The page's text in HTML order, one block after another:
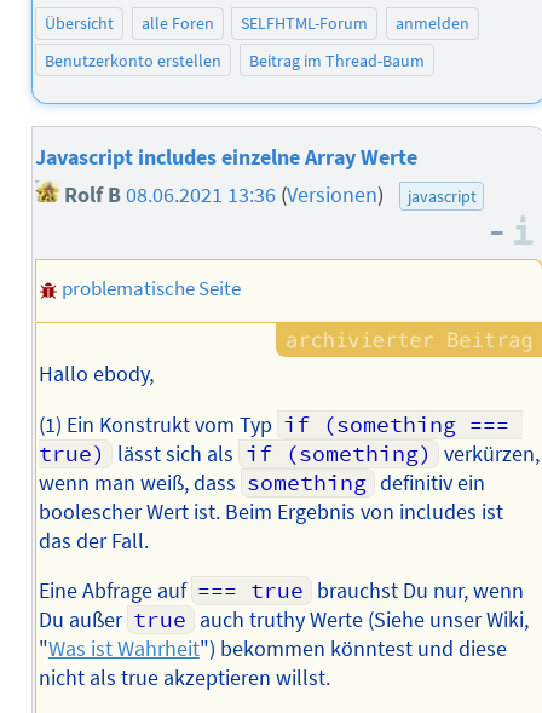
Übersicht alle Foren SELFHTML-Forum
anmelden
Benutzerkonto erstellen
Beitrag im Thread-Baum
Javascript includes einzelne Array Werte
Rolf B08.06.2021 13:36 (Versionen) javascript
–
problematische Seite
Hallo ebody,
(1) Ein Konstrukt vom Typ if (something ===
true)
lässt sich als if (something)
verkürzen,
wenn man weiß, dass something definitiv ein
boolescher Wert ist. Beim Ergebnis von includes ist
das der Fall.
Eine Abfrage auf === true brauchst Du nur, wenn
Du außer true auch truthy Werte (Siehe unser Wiki,
"Was ist Wahrheit") bekommen könntest und diese
nicht als true akzeptieren willst.